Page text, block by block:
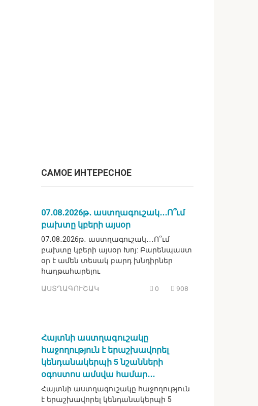
САМОЕ ИНТЕРЕСНОЕ
07․08․2026թ․ աստղագուշակ․․․Ո՞ւմ
բախտը կբերի այսօր
07․08․2026թ․ աստղագուշակ․․․Ո՞ւմ
բախտը կբերի այսօր Խոյ: Բարենպաստ
օր է ամեն տեսակ բարդ խնդիրներ
հաղթահարելու
ԱՍՏՂԱԳՈՒՇԱԿ 0 908
Հայտնի աստղագուշակը
հաջողություն է երաշխավորել
կենդանակերպի 5 նշանների
օգոստոս ամսվա համար․․․
Հայտնի աստղագուշակը հաջողություն
է երաշխավորել կենդանակերպի 5